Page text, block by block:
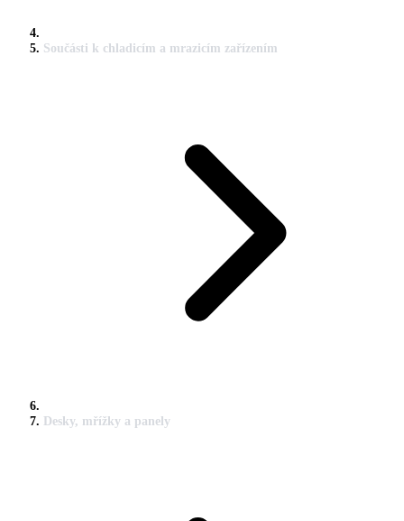
Součásti k chladicím a mrazicím zařízením
Desky, mřížky a panely